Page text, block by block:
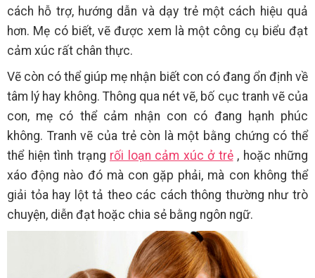
cách hỗ trợ, hướng dẫn và dạy trẻ một cách hiệu quả
hơn. Mẹ có biết, vẽ được xem là một công cụ biểu đạt
cảm xúc rất chân thực.
Vẽ còn có thể giúp mẹ nhận biết con có đang ổn định về
tâm lý hay không. Thông qua nét vẽ, bố cục tranh vẽ của
con, mẹ có thể cảm nhận con có đang hạnh phúc
không. Tranh vẽ của trẻ còn là một bằng chứng có thể
thể hiện tình trạng rối loạn cảm xúc ở trẻ, hoặc những
xáo động nào đó mà con gặp phải, mà con không thể
giải tỏa hay lột tả theo các cách thông thường như trò
chuyện, diễn đạt hoặc chia sẻ bằng ngôn ngữ.